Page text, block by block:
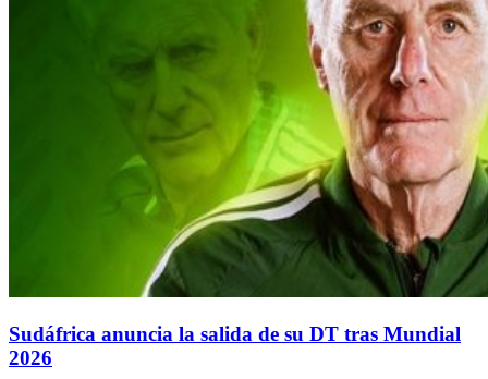
Sudáfrica anuncia la salida de su DT tras Mundial
2026